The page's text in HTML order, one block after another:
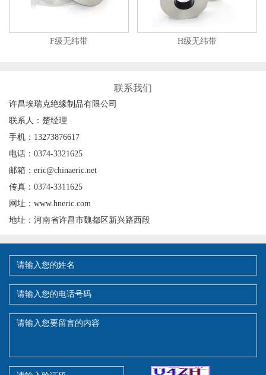
F级无纬带 H级无纬带
联系我们
许昌埃瑞克绝缘制品有限公司
联系人：楚经理
手机：13273876617
电话：0374-3321625
邮箱：eric@chinaeric.net
传真：0374-3311625
网址：www.hneric.com
地址：河南省许昌市魏都区新兴路西段